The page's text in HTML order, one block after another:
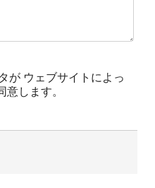
が ウェブサイトによっ
します。